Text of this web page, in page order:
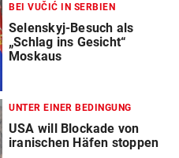
BEI VUČIĆ IN SERBIEN
Selenskyj-Besuch als
„Schlag ins Gesicht“
Moskaus
UNTER EINER BEDINGUNG
USA will Blockade von
iranischen Häfen stoppen